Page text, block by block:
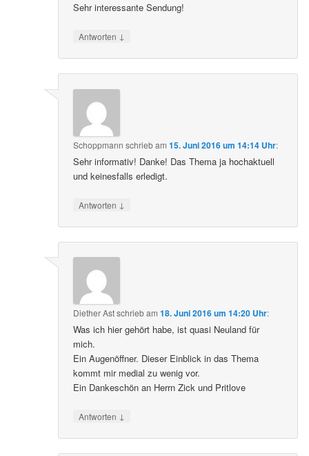
Sehr interessante Sendung!
Antworten ↓
Schoppmann schriebam15. Juni 2016 um 14:14 Uhr:
Sehr informativ! Danke! Das Thema ja hochaktuell
und keinesfalls erledigt.
Antworten ↓
Diether Astschriebam18. Juni 2016 um 14:20 Uhr:
Was ich hier gehört habe, ist quasi Neuland für
mich.
Ein Augenöffner. Dieser Einblick in das Thema
kommt mir medial zu wenig vor.
Ein Dankeschön an Herrn Zick und Pritlove
Antworten ↓